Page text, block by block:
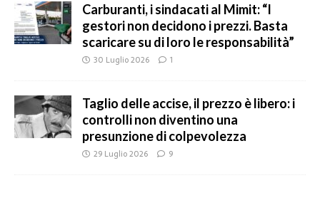
Carburanti, i sindacati al Mimit: “I
gestori non decidono i prezzi. Basta
scaricare su di loro le responsabilità”
30 Luglio 2026 1
Taglio delle accise, il prezzo è libero: i
controlli non diventino una
presunzione di colpevolezza
29 Luglio 2026 9